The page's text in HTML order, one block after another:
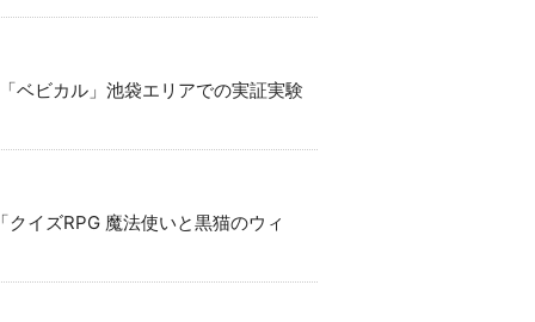
ベビカル」池袋エリアでの実証実験
イズRPG 魔法使いと黒猫のウィ